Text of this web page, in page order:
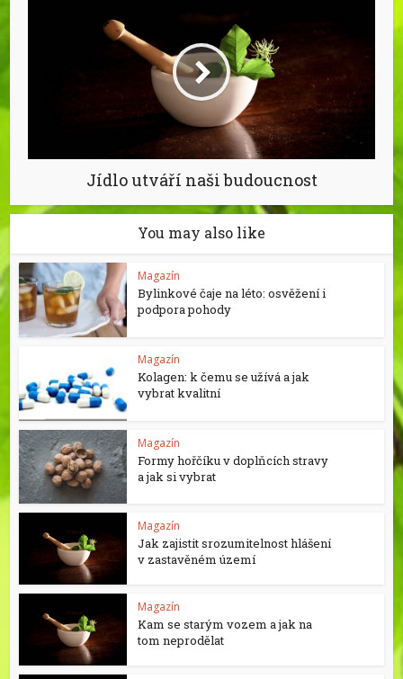
Jídlo utváří naši budoucnost
You may also like
Magazín
Bylinkové čaje na léto: osvěžení i
podpora pohody
Magazín
Kolagen: k čemu se užívá a jak
vybrat kvalitní
Magazín
Formy hořčíku v doplňcích stravy
a jak si vybrat
Magazín
Jak zajistit srozumitelnost hlášení
v zastavěném území
Magazín
Kam se starým vozem a jak na
tom neprodělat